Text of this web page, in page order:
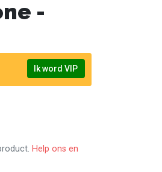
-
Ik word VIP
Help ons en